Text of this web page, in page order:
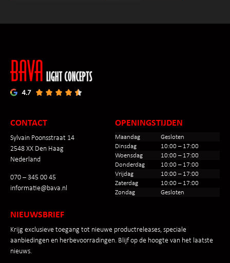
CONTACT
Sylvain Poonsstraat 14
2548 XX Den Haag
Nederland
070 – 345 00 45
informatie@bava.nl
OPENINGSTIJDEN
Maandag
Gesloten
Dinsdag
10:00 – 17:00
Woensdag
10:00 – 17:00
Donderdag
10:00 – 17:00
Vrijdag
10:00 – 17:00
Zaterdag
10:00 – 17:00
Zondag
Gesloten
NIEUWSBRIEF
Krijg exclusieve toegang tot nieuwe productreleases, speciale
aanbiedingen en herbevoorradingen. Blijf op de hoogte van het laatste
nieuws.